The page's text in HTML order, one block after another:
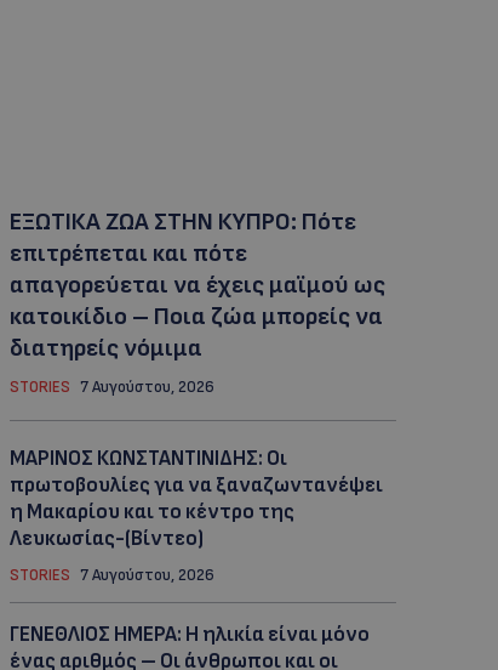
ΕΞΩΤΙΚΑ ΖΩΑ ΣΤΗΝ ΚΥΠΡΟ: Πότε
επιτρέπεται και πότε
απαγορεύεται να έχεις μαϊμού ως
κατοικίδιο – Ποια ζώα μπορείς να
διατηρείς νόμιμα
STORIES 7 Αυγούστου, 2026
ΜΑΡΙΝΟΣ ΚΩΝΣΤΑΝΤΙΝΙΔΗΣ: Οι
πρωτοβουλίες για να ξαναζωντανέψει
η Μακαρίου και το κέντρο της
Λευκωσίας-(Βίντεο)
STORIES 7 Αυγούστου, 2026
ΓΕΝΕΘΛΙΟΣ ΗΜΕΡΑ: Η ηλικία είναι μόνο
ένας αριθμός – Οι άνθρωποι και οι